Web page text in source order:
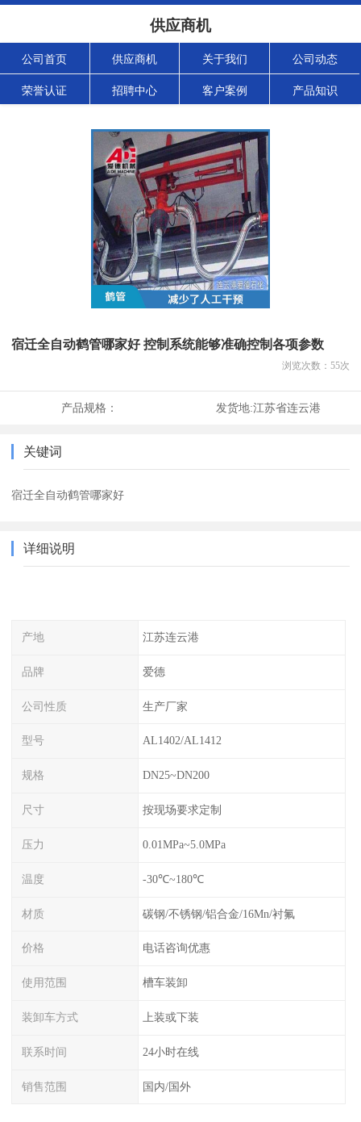
供应商机
公司首页 供应商机 关于我们 公司动态
荣誉认证 招聘中心 客户案例 产品知识
宿迁全自动鹤管哪家好 控制系统能够准确控制各项参数
浏览次数： 55次
产品规格： 发货地:江苏省连云港
关键词
宿迁全自动鹤管哪家好
详细说明
产地 江苏连云港
品牌 爱德
公司性质 生产厂家
型号 AL1402/AL1412
规格 DN25~DN200
尺寸 按现场要求定制
压力 0.01MPa~5.0MPa
温度 -30℃~180℃
材质 碳钢/不锈钢/铝合金/16Mn/衬氟
价格 电话咨询优惠
使用范围 槽车装卸
装卸车方式 上装或下装
联系时间 24小时在线
销售范围 国内/国外